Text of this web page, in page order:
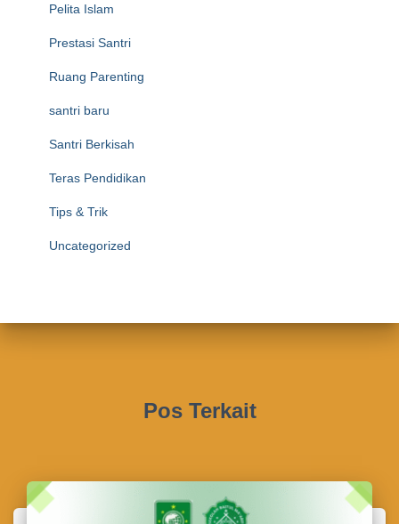
Pelita Islam
Prestasi Santri
Ruang Parenting
santri baru
Santri Berkisah
Teras Pendidikan
Tips & Trik
Uncategorized
Pos Terkait